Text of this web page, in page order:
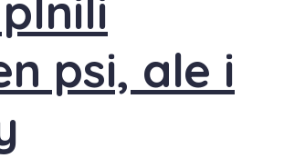
psi, ale i